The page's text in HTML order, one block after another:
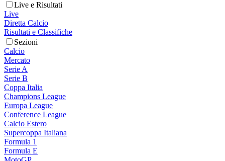
Live e Risultati
Live
Diretta Calcio
Risultati e Classifiche
Sezioni
Calcio
Mercato
Serie A
Serie B
Coppa Italia
Champions League
Europa League
Conference League
Calcio Estero
Supercoppa Italiana
Formula 1
Formula E